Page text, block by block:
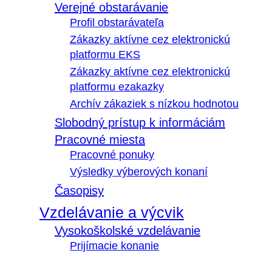
Verejné obstarávanie
Profil obstarávateľa
Zákazky aktívne cez elektronickú
platformu EKS
Zákazky aktívne cez elektronickú
platformu ezakazky
Archív zákaziek s nízkou hodnotou
Slobodný prístup k informáciám
Pracovné miesta
Pracovné ponuky
Výsledky výberových konaní
Časopisy
Vzdelávanie a výcvik
Vysokoškolské vzdelávanie
Prijímacie konanie